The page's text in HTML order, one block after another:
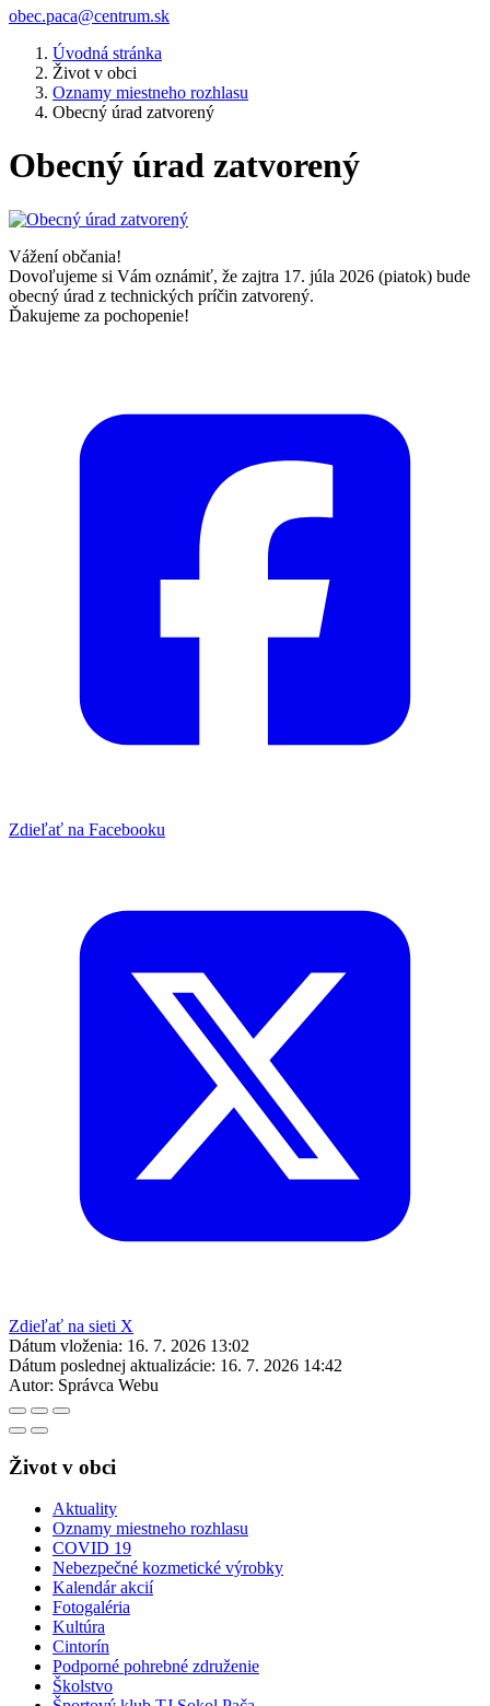
obec.paca@centrum.sk
Úvodná stránka
Život v obci
Oznamy miestneho rozhlasu
Obecný úrad zatvorený
Obecný úrad zatvorený
Vážení občania!
Dovoľujeme si Vám oznámiť, že zajtra 17. júla 2026 (piatok) bude
obecný úrad z technických príčin zatvorený.
Ďakujeme za pochopenie!
Zdieľať na Facebooku
Zdieľať na sieti X
Dátum vloženia: 16. 7. 2026 13:02
Dátum poslednej aktualizácie: 16. 7. 2026 14:42
Autor: Správca Webu
Život v obci
Aktuality
Oznamy miestneho rozhlasu
COVID 19
Nebezpečné kozmetické výrobky
Kalendár akcií
Fotogaléria
Kultúra
Cintorín
Podporné pohrebné združenie
Školstvo